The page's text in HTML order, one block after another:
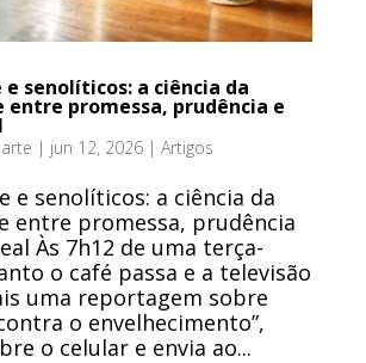
e senolíticos: a ciência da
entre promessa, prudência e
| jun 12, 2026| Artigos
e senolíticos: a ciência da
entre promessa, prudência
Às 7h12 de uma terça-
o café passa e a televisão
uma reportagem sobre
o envelhecimento”,
o celular e envia ao...